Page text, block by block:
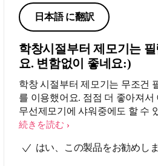
日本語 に翻訳
학창시절부터 제모기는
요. 변함없이 좋네요:)
학창 시절부터 제모기는 무조건
를 이용했어요. 점점 더 좋아져서
무선제모기에 샤워중에도 할 수
정말 놀랍고 편리합니다. 제모하
고 매끈하게 마무리하려면 이 정
続きを読む
はい、この製品をお勧めし